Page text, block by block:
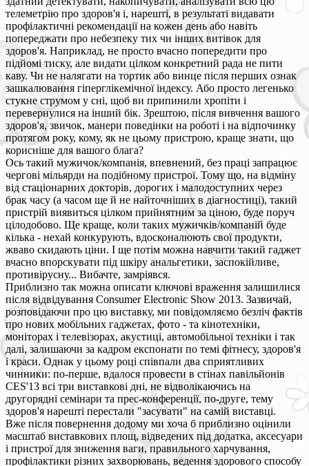
телеметрію про здоров'я і, нарешті, в результаті видавати
профілактичні рекомендації на кожен день або навіть
попереджати про небезпеку тих чи інших витівок для
здоров'я. Наприклад, не просто вчасно попередити про
підйомі тиску, але видати цілком конкретний рада не пити
каву. Чи не налягати на тортик або винце після перших ознак
зашкалювання гіперглікемічної індексу. Або просто легенько
стукне струмом у сні, щоб ви припинили хропіти і
перевернулися на інший бік. Зрештою, після вивчення вашого
здоров'я, звичок, манери поведінки на роботі і на відпочинку
протягом року, кому, як не цьому пристрою, краще знати, що
корисніше для вашого блага?
Ось такий мужичок/компанія, впевнений, без праці запрацює
чергові мільярди на подібному пристрої. Тому що, на відміну
від стаціонарних докторів, дорогих і малодоступних через
брак часу (а часом ще й не найточніших в діагностиці), такий
пристрій виявиться цілком прийнятним за ціною, буде поруч
цілодобово. Ще краще, коли таких мужичків/компаній буде
кілька - нехай конкурують, вдосконалюють свої продукти,
жваво скидають ціни. І ще потім можна навчити такий гаджет
вчасно впорскувати під шкіру анальгетики, заспокійливе,
противірусну... Вибачте, замріявся.
Приблизно так можна описати ключові враження залишилися
після відвідування Consumer Electronic Show 2013. Зазвичай,
розповідаючи про цю виставку, ми повідомляємо безліч фактів
про нових мобільних гаджетах, фото - та кінотехніки,
моніторах і телевізорах, акустиці, автомобільної техніки і так
далі, залишаючи за кадром експонати по темі фітнесу, здоров'я
і краси. Однак у цьому році співпали два сприятливих
чинники: по-перше, вдалося провести в стінах павільйонів
CES'13 всі три виставкові дні, не відволікаючись на
другорядні семінари та прес-конференції, по-друге, тему
здоров'я нарешті перестали "засувати" на самій виставці.
Вже після повернення додому ми хоча б приблизно оцінили
масштаб виставкових площ, відведених під додатка, аксесуари
і пристрої для зниження ваги, правильного харчування,
профілактики різних захворювань, ведення здорового способу